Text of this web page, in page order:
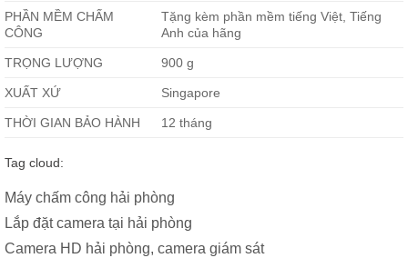
PHẦN MỀM CHẤM
CÔNG
Tặng kèm phần mềm tiếng Việt, Tiếng
Anh của hãng
TRỌNG LƯỢNG 900 g
XUẤT XỨ Singapore
THỜI GIAN BẢO HÀNH 12 tháng
Tag cloud:
Máy chấm công hải phòng
Lắp đặt camera tại hải phòng
Camera HD hải phòng, camera giám sát